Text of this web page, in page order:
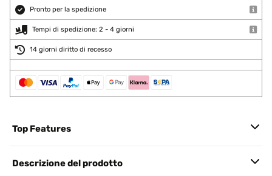
Pronto per la spedizione
Tempi di spedizione: 2 - 4 giorni
14 giorni diritto di recesso
Top Features
Descrizione del prodotto